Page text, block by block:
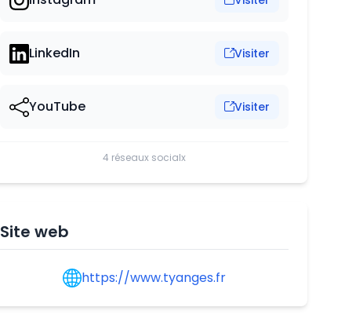
LinkedIn Visiter
YouTube Visiter
4 réseaux socialx
Site web
https://www.tyanges.fr